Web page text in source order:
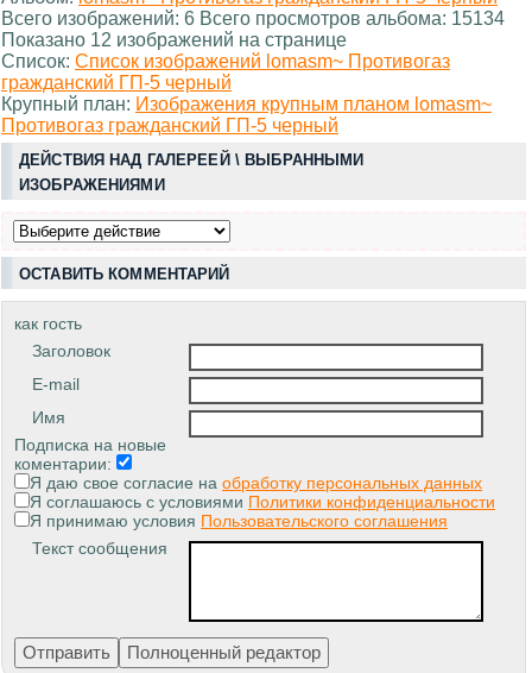
Всего изображений: 6 Всего просмотров альбома: 15134
Показано 12 изображений на странице
Список: Список изображений lomasm~ Противогаз
гражданский ГП-5 черный
Крупный план: Изображения крупным планом lomasm~
Противогаз гражданский ГП-5 черный
ДЕЙСТВИЯ НАД ГАЛЕРЕЕЙ \ ВЫБРАННЫМИ
ИЗОБРАЖЕНИЯМИ
ОСТАВИТЬ КОММЕНТАРИЙ
как гость
Заголовок
E-mail
Имя
Подписка на новые
коментарии:
Я даю свое согласие на обработку персональных данных
Я соглашаюсь с условиями Политики конфиденциальности
Я принимаю условия Пользовательского соглашения
Текст сообщения